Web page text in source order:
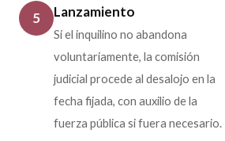
5 Lanzamiento
Si el inquilino no abandona
voluntariamente, la comisión
judicial procede al desalojo en la
fecha fijada, con auxilio de la
fuerza pública si fuera necesario.